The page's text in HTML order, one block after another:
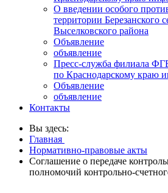
О введении особого
территории Березанского
Выселковского района
Объявление
объявление
Пресс-служба филиала
по Краснодарскому краю
Объявление
объявление
Контакты
Вы здесь:
Главная
Нормативно-правовые акты
Соглашение о передаче
полномочий контрольно-